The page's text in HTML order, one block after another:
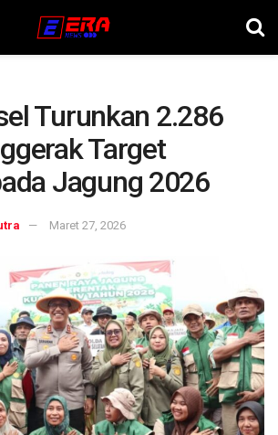
Turunkan 2.286
Target
Jagung 2026
Maret 27, 2026